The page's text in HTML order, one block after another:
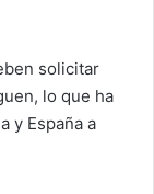
solicitar
lo que ha
y España a